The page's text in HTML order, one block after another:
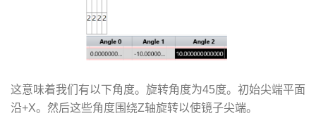
这意味着我们有以下角度。旋转角度为45度。初始尖端平面
沿+X。然后这些角度围绕Z轴旋转以使镜子尖端。